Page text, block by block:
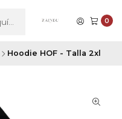
0
Hoodie HOF - Talla 2xl